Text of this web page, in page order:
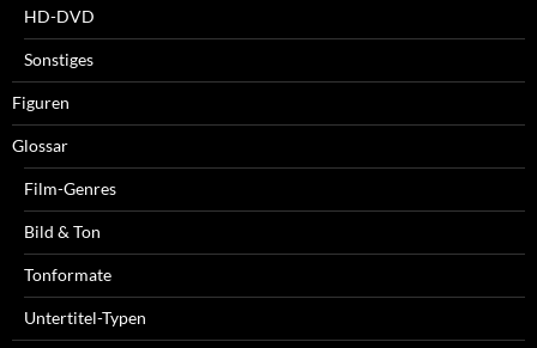
HD-DVD
Sonstiges
Figuren
Glossar
Film-Genres
Bild & Ton
Tonformate
Untertitel-Typen